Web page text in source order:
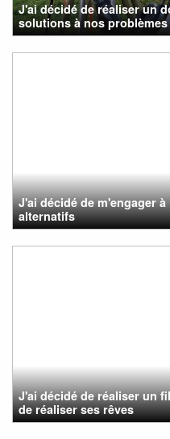
J'ai décidé de réaliser un
solutions à nos
J'ai décidé de m'engager
alternatifs
J'ai décidé de réaliser un
de réaliser ses rêves